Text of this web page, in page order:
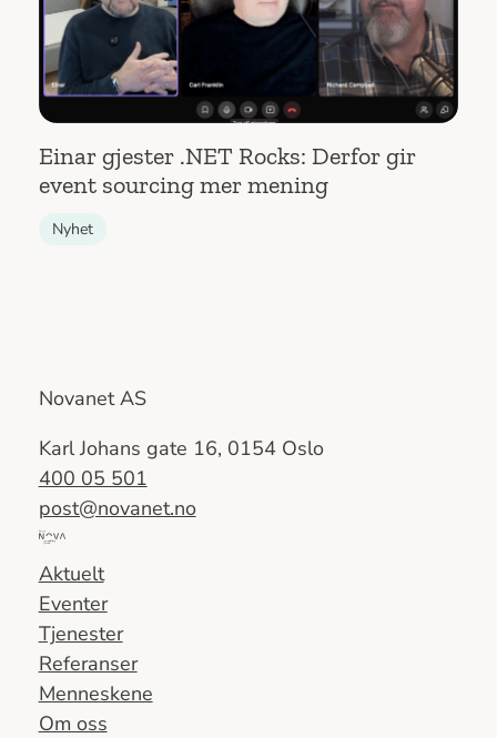
Einar gjester .NET Rocks: Derfor gir
event sourcing mer mening
Nyhet
Novanet AS
Karl Johans gate 16, 0154 Oslo
400 05 501
post@novanet.no
Del
av
Nova
Consulting
Group
Aktuelt
Eventer
Tjenester
Referanser
Menneskene
Om oss